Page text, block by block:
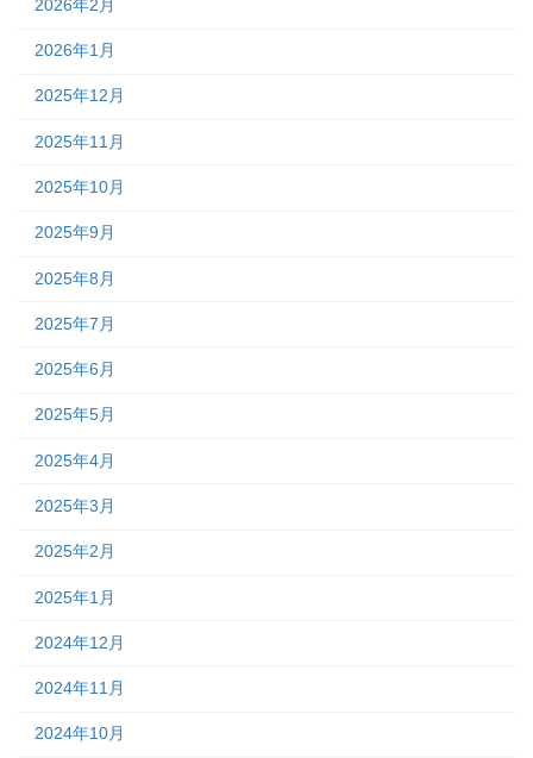
2026年2月
2026年1月
2025年12月
2025年11月
2025年10月
2025年9月
2025年8月
2025年7月
2025年6月
2025年5月
2025年4月
2025年3月
2025年2月
2025年1月
2024年12月
2024年11月
2024年10月